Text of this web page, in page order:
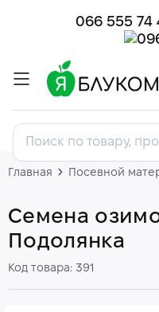
066 555 74
Главная Посевной
Семена
Подолянка
Код товара: 391